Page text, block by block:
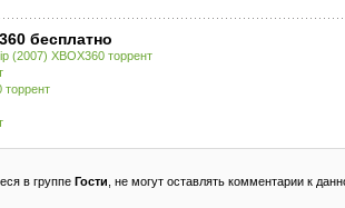
бесплатно
(2007) XBOX360 торрент
торрент
в группе Гости , не могут оставлять комментарии к